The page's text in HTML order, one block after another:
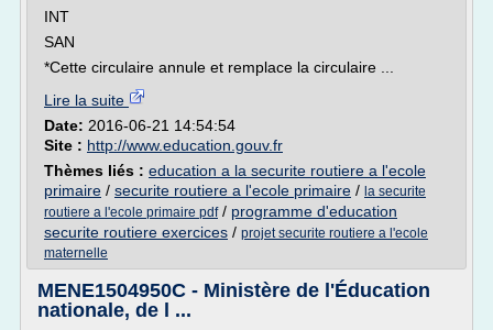
INT
SAN
*Cette circulaire annule et remplace la circulaire ...
Lire la suite
Date: 2016-06-21 14:54:54
Site : http://www.education.gouv.fr
Thèmes liés : education a la securite routiere a l'ecole
primaire / securite routiere a l'ecole primaire / la securite
routiere a l'ecole primaire pdf/ programme d'education
securite routiere exercices / projet securite routiere a l'ecole
maternelle
MENE1504950C - Ministère de l'Éducation
nationale, de l ...